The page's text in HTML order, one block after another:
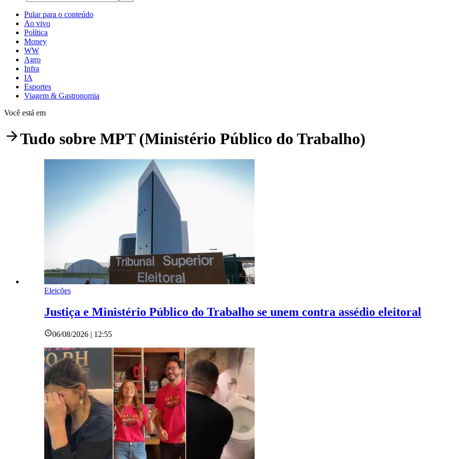
Pular para o conteúdo
Ao vivo
Política
Money
WW
Agro
Infra
IA
Esportes
Viagem & Gastronomia
Você está em
Tudo sobre MPT (Ministério Público do Trabalho)
Eleições
Justiça e Ministério Público do Trabalho se unem contra assédio eleitoral
06/08/2026 | 12:55